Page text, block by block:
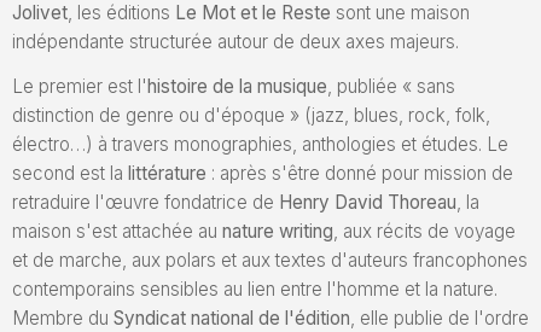
Jolivet, les éditions Le Mot et le Reste sont une maison
indépendante structurée autour de deux axes majeurs.
Le premier est l' histoire de la musique, publiée « sans
distinction de genre ou d'époque » (jazz, blues, rock, folk,
électro…) à travers monographies, anthologies et études. Le
second est la littérature : après s'être donné pour mission de
retraduire l'œuvre fondatrice de Henry David Thoreau, la
maison s'est attachée au nature writing, aux récits de voyage
et de marche, aux polars et aux textes d'auteurs francophones
contemporains sensibles au lien entre l'homme et la nature.
Membre du Syndicat national de l'édition, elle publie de l'ordre